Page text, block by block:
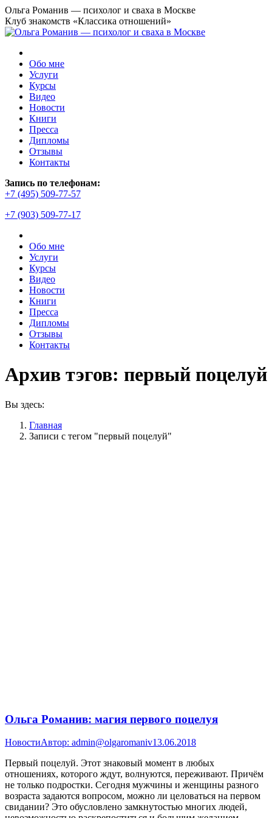
Перейти
к
содержанию
Ольга Романив — психолог и сваха в Москве
Клуб знакомств «Классика отношений»
Обо мне
Услуги
Курсы
Видео
Новости
Книги
Пресса
Дипломы
Отзывы
Контакты
Запись по телефонам:
+7 (495) 509-77-57
+7 (903) 509-77-17
Обо мне
Услуги
Курсы
Видео
Новости
Книги
Пресса
Дипломы
Отзывы
Контакты
Архив тэгов: первый поцелуй
Вы здесь:
Главная
Записи с тегом "первый поцелуй"
Ольга Романив: магия первого поцелуя
НовостиАвтор: admin@olgaromaniv13.06.2018
Первый поцелуй. Этот знаковый момент в любых
отношениях, которого ждут, волнуются, переживают. Причём
не только подростки. Сегодня мужчины и женщины разного
возраста задаются вопросом, можно ли целоваться на первом
свидании? Это обусловлено замкнутостью многих людей,